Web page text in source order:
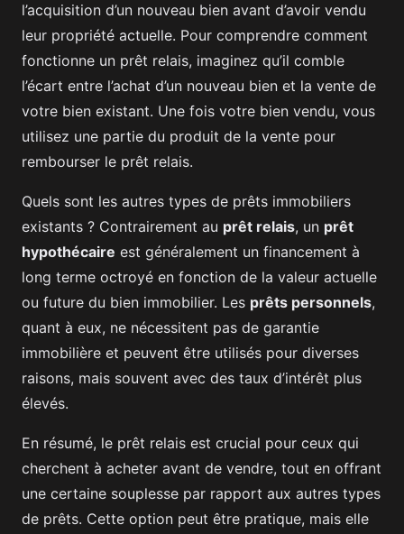
l’acquisition d’un nouveau bien avant d’avoir vendu
leur propriété actuelle. Pour comprendre comment
fonctionne un prêt relais, imaginez qu’il comble
l’écart entre l’achat d’un nouveau bien et la vente de
votre bien existant. Une fois votre bien vendu, vous
utilisez une partie du produit de la vente pour
rembourser le prêt relais.
Quels sont les autres types de prêts immobiliers
existants ? Contrairement au prêt relais, un prêt
hypothécaire est généralement un financement à
long terme octroyé en fonction de la valeur actuelle
ou future du bien immobilier. Les prêts personnels,
quant à eux, ne nécessitent pas de garantie
immobilière et peuvent être utilisés pour diverses
raisons, mais souvent avec des taux d’intérêt plus
élevés.
En résumé, le prêt relais est crucial pour ceux qui
cherchent à acheter avant de vendre, tout en offrant
une certaine souplesse par rapport aux autres types
de prêts. Cette option peut être pratique, mais elle